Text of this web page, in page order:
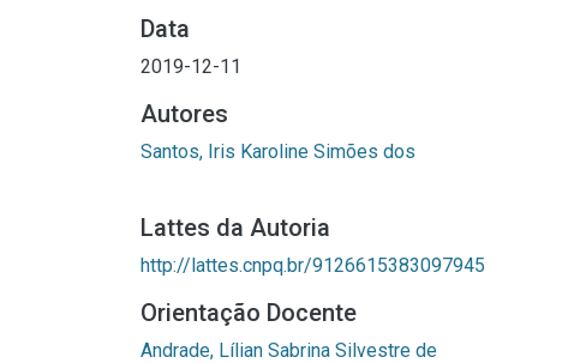
Data
2019-12-11
Autores
Santos, Iris Karoline Simões dos
Lattes da Autoria
http://lattes.cnpq.br/9126615383097945
Orientação Docente
Andrade, Lílian Sabrina Silvestre de